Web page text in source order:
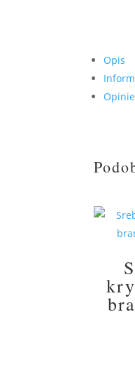
Opis